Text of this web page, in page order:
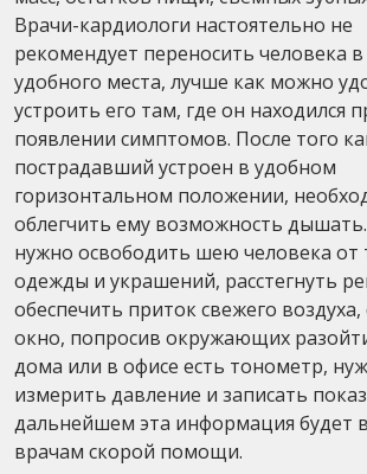
Врачи-кардиологи настоятельно не
рекомендует переносить человека в
удобного места, лучше как можно
устроить его там, где он находился
появлении симптомов. После того
пострадавший устроен в удобном
горизонтальном положении,
облегчить ему возможность
нужно освободить шею человека от
одежды и украшений, расстегнуть
обеспечить приток свежего
окно, попросив окружающих
дома или в офисе есть тонометр,
измерить давление и записать
дальнейшем эта информация будет
врачам скорой помощи.